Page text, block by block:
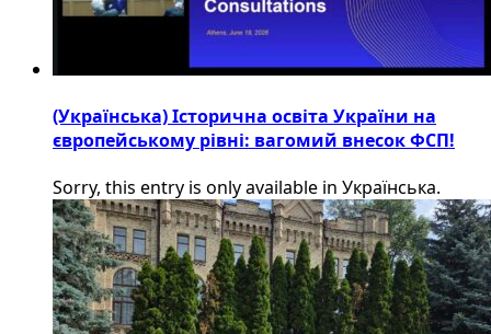
(Українська) Історична освіта України на
європейському рівні: вагомий внесок ФСП!
Sorry, this entry is only available in Українська.